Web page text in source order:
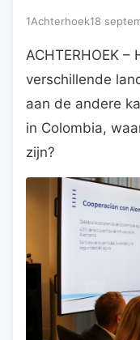
1Achterhoek18
ACHTERHOEK
verschillende
aan de andere
in Colombia,
zijn?